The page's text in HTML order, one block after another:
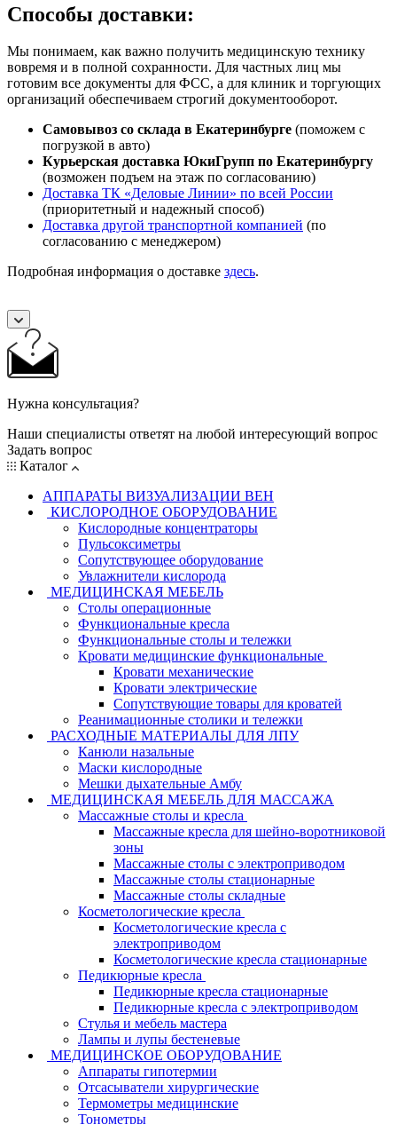
Способы доставки:
Мы понимаем, как важно получить медицинскую технику
вовремя и в полной сохранности. Для частных лиц мы
готовим все документы для ФСС, а для клиник и торгующих
организаций обеспечиваем строгий документооборот.
Самовывоз со склада в Екатеринбурге (поможем с
погрузкой в авто)
Курьерская доставка ЮкиГрупп по Екатеринбургу
(возможен подъем на этаж по согласованию)
Доставка ТК «Деловые Линии» по всей России
(приоритетный и надежный способ)
Доставка другой транспортной компанией (по
согласованию с менеджером)
Подробная информация о доставке здесь.
Нужна консультация?
Наши специалисты ответят на любой интересующий вопрос
Задать вопрос
Каталог
АППАРАТЫ ВИЗУАЛИЗАЦИИ ВЕН
КИСЛОРОДНОЕ ОБОРУДОВАНИЕ
Кислородные концентраторы
Пульсоксиметры
Сопутствующее оборудование
Увлажнители кислорода
МЕДИЦИНСКАЯ МЕБЕЛЬ
Столы операционные
Функциональные кресла
Функциональные столы и тележки
Кровати медицинские функциональные
Кровати механические
Кровати электрические
Сопутствующие товары для кроватей
Реанимационные столики и тележки
РАСХОДНЫЕ МАТЕРИАЛЫ ДЛЯ ЛПУ
Канюли назальные
Маски кислородные
Мешки дыхательные Амбу
МЕДИЦИНСКАЯ МЕБЕЛЬ ДЛЯ МАССАЖА
Массажные столы и кресла
Массажные кресла для шейно-воротниковой
зоны
Массажные столы с электроприводом
Массажные столы стационарные
Массажные столы складные
Косметологические кресла
Косметологические кресла с
электроприводом
Косметологические кресла стационарные
Педикюрные кресла
Педикюрные кресла стационарные
Педикюрные кресла с электроприводом
Стулья и мебель мастера
Лампы и лупы бестеневые
МЕДИЦИНСКОЕ ОБОРУДОВАНИЕ
Аппараты гипотермии
Отсасыватели хирургические
Термометры медицинские
Тонометры